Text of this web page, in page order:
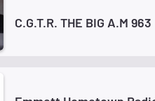
C.G.T.R. THE BIG A.M 963